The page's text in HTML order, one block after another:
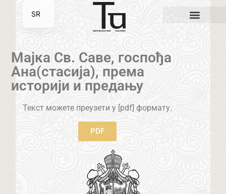
Мајка Св. Саве, госпођа
Ана(стасија), према
историји и предању
Текст можете преузети у [pdf] формату.
PDF
SR
EN